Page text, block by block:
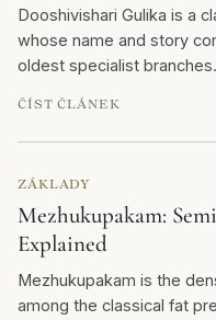
Dooshivishari Gulika is a
whose name and story
oldest specialist
ČÍST ČLÁNEK
ZÁKLADY
Mezhukupakam:
Explained
Mezhukupakam is the
among the classical fat